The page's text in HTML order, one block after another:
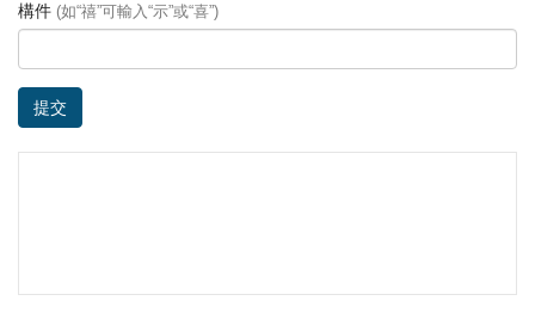
構件 (如“禧”可輸入“示”或“喜”)
提交